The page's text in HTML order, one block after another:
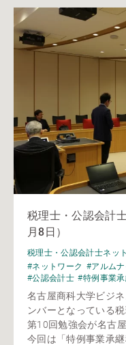
税理士・公認会計
月8日）
税理士・公認会計士ネッ
#ネットワーク #アルムナ
#公認会計士 #特例事業
名古屋商科大学ビジ
ンバーとなっている
第10回勉強会が名古
今回は「特例事業承